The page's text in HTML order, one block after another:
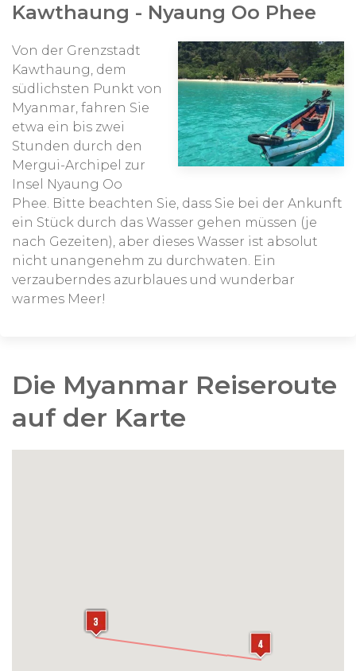
Kawthaung - Nyaung Oo Phee
Von der Grenzstadt
Kawthaung, dem
südlichsten Punkt von
Myanmar, fahren Sie
etwa ein bis zwei
Stunden durch den
Mergui-Archipel zur
Insel Nyaung Oo
Phee. Bitte beachten Sie, dass Sie bei der Ankunft
ein Stück durch das Wasser gehen müssen (je
nach Gezeiten), aber dieses Wasser ist absolut
nicht unangenehm zu durchwaten. Ein
verzauberndes azurblaues und wunderbar
warmes Meer!
Die Myanmar Reiseroute
auf der Karte